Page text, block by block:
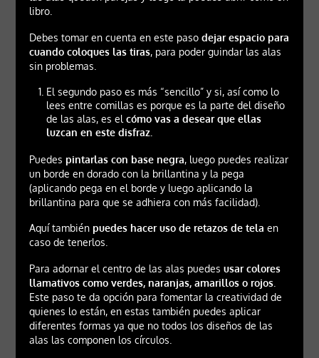
libro.
Debes tomar en cuenta en este paso dejar espacio para
cuando coloques las tiras, para poder guindar las alas
sin problemas.
El segundo paso es más “sencillo” y si, así como lo
lees entre comillas es porque es la parte del diseño
de las alas, es el cómo vas a desear que ellas
luzcan en este disfraz.
Puedes pintarlas con base negra, luego puedes realizar
un borde en dorado con la brillantina y la pega
(aplicando pega en el borde y luego aplicando la
brillantina para que se adhiera con más facilidad).
Aquí también puedes hacer uso de retazos de tela en
caso de tenerlos.
Para adornar el centro de las alas puedes usar colores
llamativos como verdes, naranjas, amarillos o rojos.
Este paso te da opción para fomentar la creatividad de
quienes lo están, en estas también puedes aplicar
diferentes formas ya que no todos los diseños de las
alas las componen los círculos.